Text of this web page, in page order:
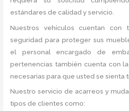
estándares de calidad y servicio.
Nuestros vehículos cuentan con
seguridad para proteger sus
el personal encargado de
pertenencias también cuenta con
necesarias para que usted se sienta
Nuestro servicio de acarreos y
tipos de clientes como: